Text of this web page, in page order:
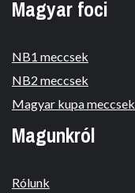
Magyar foci
NB1 meccsek
NB2 meccsek
Magyar kupa meccsek
Magunkról
Rólunk